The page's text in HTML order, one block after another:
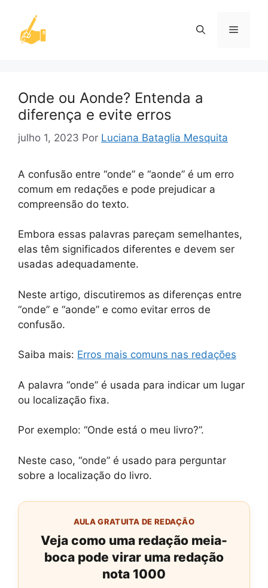
Menu
Onde ou Aonde? Entenda a
diferença e evite erros
julho 1, 2023 Por Luciana Bataglia Mesquita
A confusão entre “onde” e “aonde” é um erro
comum em redações e pode prejudicar a
compreensão do texto.
Embora essas palavras pareçam semelhantes,
elas têm significados diferentes e devem ser
usadas adequadamente.
Neste artigo, discutiremos as diferenças entre
“onde” e “aonde” e como evitar erros de
confusão.
Saiba mais: Erros mais comuns nas redações
A palavra “onde” é usada para indicar um lugar
ou localização fixa.
Por exemplo: “Onde está o meu livro?”.
Neste caso, “onde” é usado para perguntar
sobre a localização do livro.
AULA GRATUITA DE REDAÇÃO
Veja como uma redação meia-
boca pode virar uma redação
nota 1000